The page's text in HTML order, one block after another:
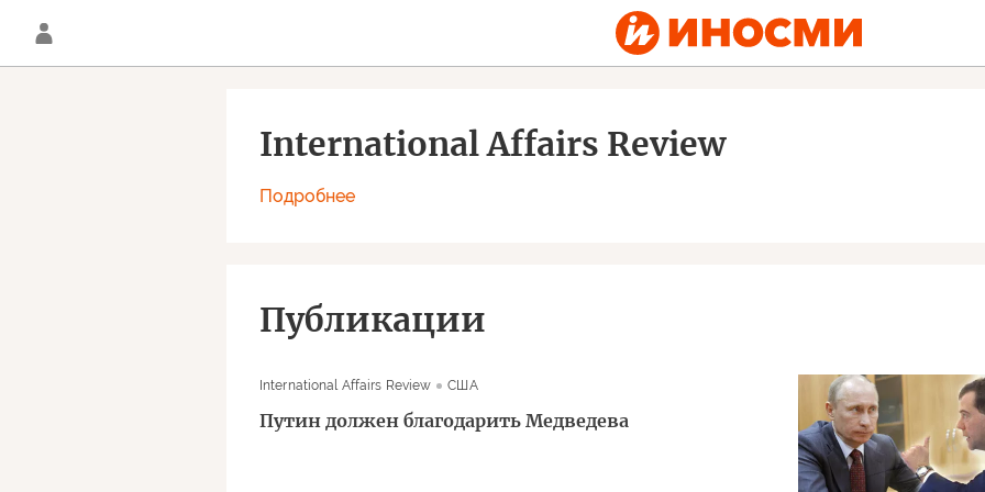
International Affairs Review
Подробнее
Публикации
International Affairs Review США
Путин должен благодарить Медведева